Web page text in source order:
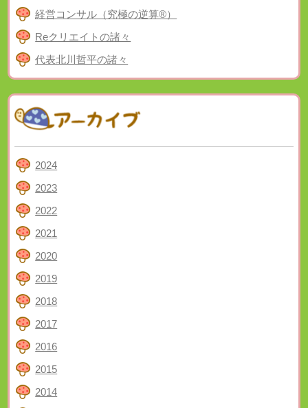
経営コンサル（究極の逆算®）
Reクリエイトの諸々
代表北川哲平の諸々
2024
2023
2022
2021
2020
2019
2018
2017
2016
2015
2014